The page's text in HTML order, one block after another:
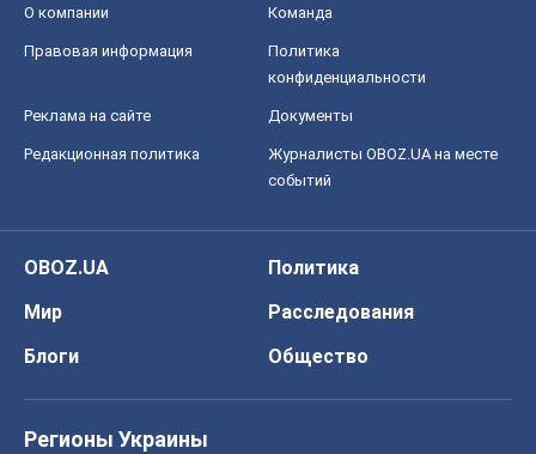
О компании Команда
Правовая информация
Политика
конфиденциальности
Реклама на сайте Документы
Редакционная политика
Журналисты OBOZ.UA на месте
событий
OBOZ.UA
Политика
Мир
Расследования
Блоги
Общество
Регионы Украины